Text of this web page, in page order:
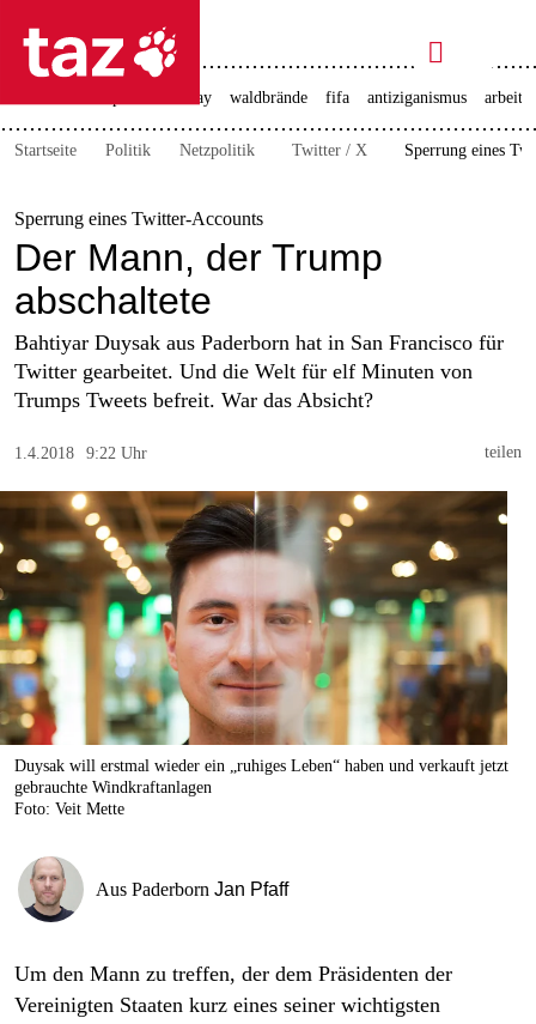
 taz zahl ich
taz zahl ich
themen
politik
gesellschaft
sport
berlin
nord
wahrheit
verlag
verlag
veranstaltungen
fragen & hilfe
abo

taz zahl ich
christopher street day waldbrände fifa antiziganismus arbeit
Startseite Politik Netzpolitik Twitter / X Sperrung eines
Sperrung eines Twitter-Accounts
Der Mann, der Trump
abschaltete
Bahtiyar Duysak aus Paderborn hat in San Francisco für
Twitter gearbeitet. Und die Welt für elf Minuten von
Trumps Tweets befreit. War das Absicht?
1.4.2018 9:22 Uhr teilen
Duysak will erstmal wieder ein „ruhiges Leben“ haben und verkauft jetzt
gebrauchte Windkraftanlagen
Foto: Veit Mette
Aus Paderborn Jan Pfaff
Um den Mann zu treffen, der dem Präsidenten der
Vereinigten Staaten kurz eines seiner wichtigsten